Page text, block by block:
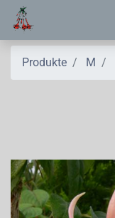
Produkte M